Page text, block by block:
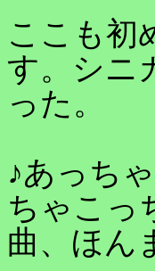
ここも初
す。シニ
った。
♪あっち
ちゃこっ
曲、ほん